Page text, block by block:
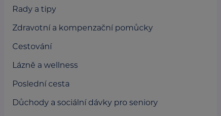
Rady a tipy
Zdravotní a kompenzační pomůcky
Cestování
Lázně a wellness
Poslední cesta
Důchody a sociální dávky pro seniory